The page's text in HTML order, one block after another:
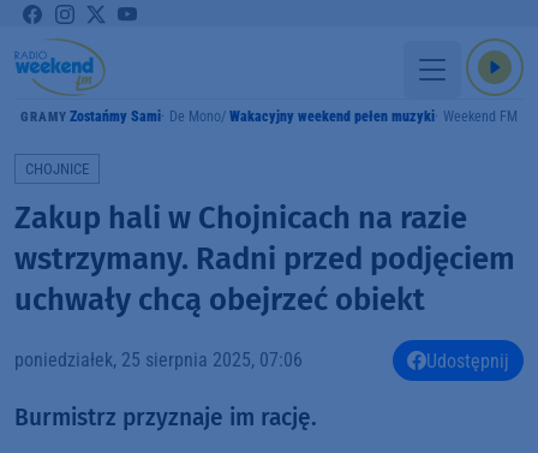
GRAMY Zostańmy Sami De Mono Wakacyjny weekend pełen muzyki Weekend FM
CHOJNICE
Zakup hali w Chojnicach na razie
wstrzymany. Radni przed podjęciem
uchwały chcą obejrzeć obiekt
poniedziałek, 25 sierpnia 2025, 07:06 Udostępnij
Burmistrz przyznaje im rację.